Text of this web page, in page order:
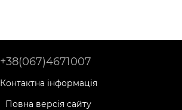
+38(067)4671007
Контактна інформація
Повна версія сайту